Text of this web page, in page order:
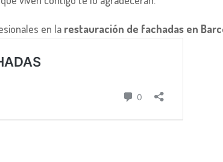
en la restauración de fachadas en